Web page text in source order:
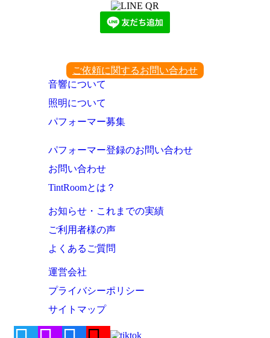
ご依頼に関するお問い合わせ
音響について
照明について
パフォーマー募集
パフォーマー登録のお問い合わせ
お問い合わせ
TintRoomとは？
お知らせ・これまでの実績
ご利用者様の声
よくあるご質問
運営会社
プライバシーポリシー
サイトマップ